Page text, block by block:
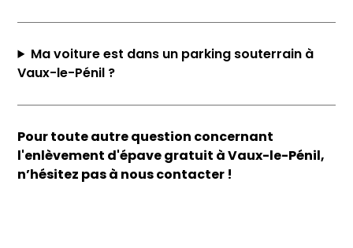
Ma voiture est dans un parking souterrain à
Vaux-le-Pénil ?
Pour toute autre question concernant
l'enlèvement d'épave gratuit à Vaux-le-Pénil,
n’hésitez pas à nous contacter !